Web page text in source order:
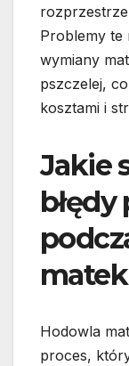
Problemy te
wymiany
pszczelej,
kosztami i
Jakie
błędy
Hodowla
proces,